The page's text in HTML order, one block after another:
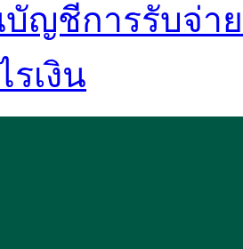
บัญชีการรับจ่า
รเงิน